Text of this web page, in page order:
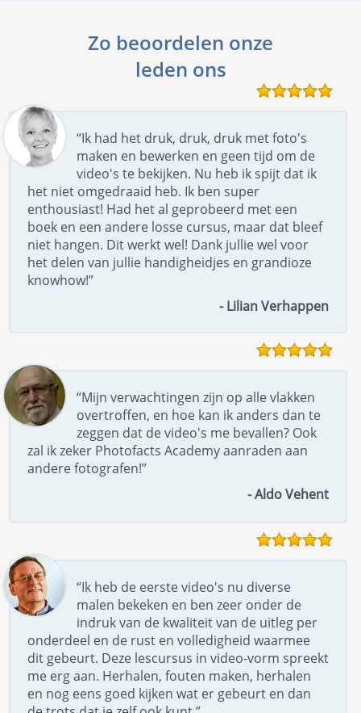
Zo beoordelen onze
leden ons
“Ik had het druk, druk, druk met foto's
maken en bewerken en geen tijd om de
video's te bekijken. Nu heb ik spijt dat ik
het niet omgedraaid heb. Ik ben super
enthousiast! Had het al geprobeerd met een
boek en een andere losse cursus, maar dat bleef
niet hangen. Dit werkt wel! Dank jullie wel voor
het delen van jullie handigheidjes en grandioze
knowhow!”
- Lilian Verhappen
“Mijn verwachtingen zijn op alle vlakken
overtroffen, en hoe kan ik anders dan te
zeggen dat de video's me bevallen? Ook
zal ik zeker Photofacts Academy aanraden aan
andere fotografen!”
- Aldo Vehent
“Ik heb de eerste video's nu diverse
malen bekeken en ben zeer onder de
indruk van de kwaliteit van de uitleg per
onderdeel en de rust en volledigheid waarmee
dit gebeurt. Deze lescursus in video-vorm spreekt
me erg aan. Herhalen, fouten maken, herhalen
en nog eens goed kijken wat er gebeurt en dan